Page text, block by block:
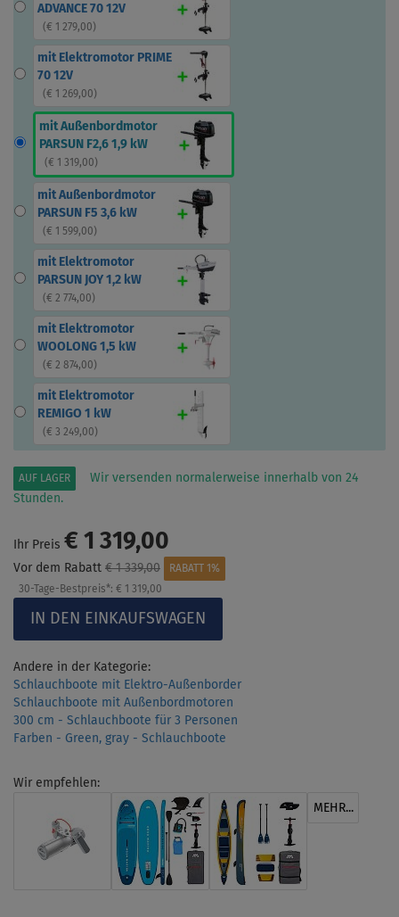
ADVANCE 70 12V
( € 1 279,00)
mit Elektromotor PRIME
70 12V
( € 1 269,00)
mit Außenbordmotor
PARSUN F2,6 1,9 kW
( € 1 319,00)
mit Außenbordmotor
PARSUN F5 3,6 kW
( € 1 599,00)
mit Elektromotor
PARSUN JOY 1,2 kW
( € 2 774,00)
mit Elektromotor
WOOLONG 1,5 kW
( € 2 874,00)
mit Elektromotor
REMIGO 1 kW
( € 3 249,00)
AUF LAGER
Wir versenden normalerweise innerhalb von 24
Stunden.
Ihr Preis € 1 319,00
Vor dem Rabatt € 1 339,00
RABATT 1%
30-Tage-Bestpreis*: € 1 319,00
Andere in der Kategorie:
Schlauchboote mit Elektro-Außenborder
Schlauchboote mit Außenbordmotoren
300 cm - Schlauchboote für 3 Personen
Farben - Green, gray - Schlauchboote
Wir empfehlen:
MEHR...